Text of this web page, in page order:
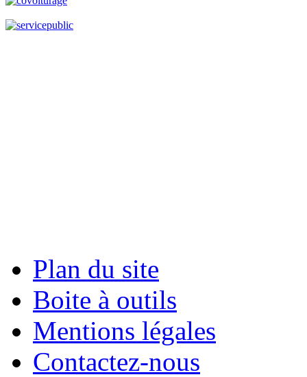
Plan du site
Boite à outils
Mentions légales
Contactez-nous